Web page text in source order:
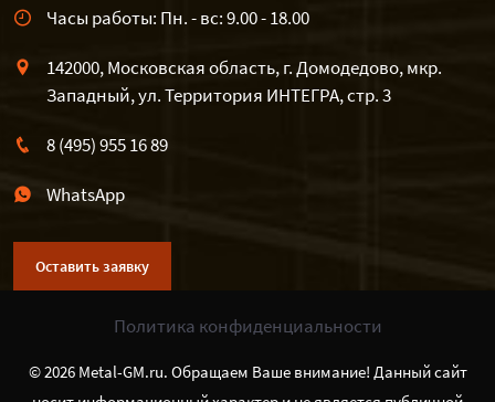
Часы работы: Пн. - вс: 9.00 - 18.00
142000, Московская область, г. Домодедово, мкр.
Западный, ул. Территория ИНТЕГРА, стр. 3
8 (495) 955 16 89
WhatsApp
Оставить заявку
Политика конфиденциальности
© 2026 Metal-GM.ru. Обращаем Ваше внимание! Данный сайт